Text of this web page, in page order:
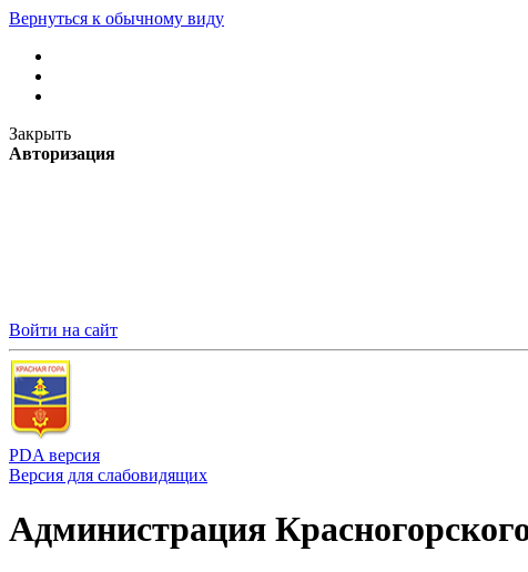
Вернуться к обычному виду
Закрыть
Авторизация
Войти на сайт
PDA версия
Версия для слабовидящих
Администрация